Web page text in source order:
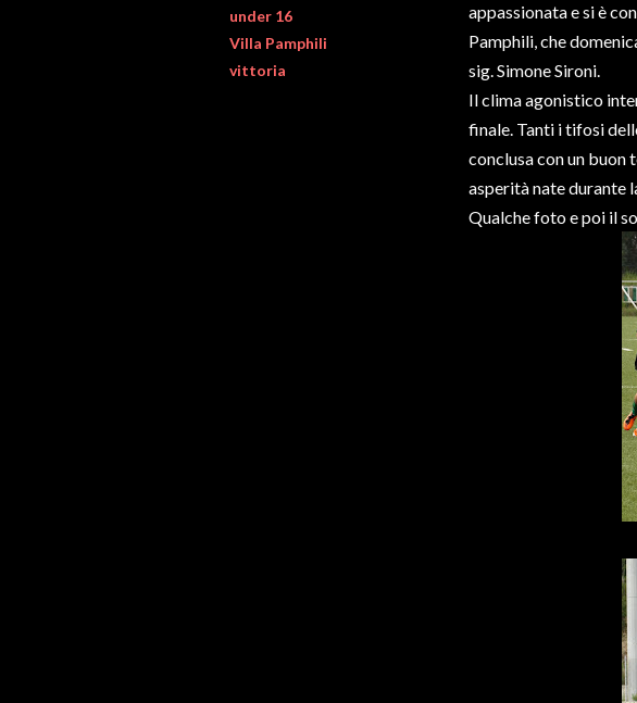
under 16
Villa Pamphili
vittoria
appassionata e si è
Pamphili, che
sig. Simone Sironi.
Il clima agonistico
finale. Tanti i tifosi
conclusa con un buon
asperità nate durante
Qualche foto e poi il